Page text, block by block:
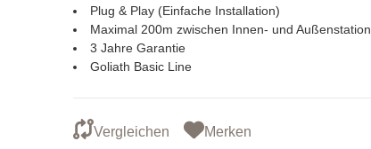
Plug & Play (Einfache Installation)
Maximal 200m zwischen Innen- und Außenstation
3 Jahre Garantie
Goliath Basic Line